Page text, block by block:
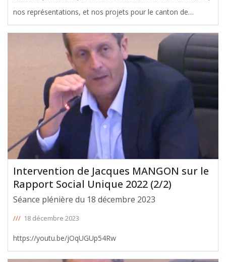
nos représentations, et nos projets pour le canton de
Caudéran et Saint-Augustin dans l’infolettre n°6, consultable
en cliquant sur le lien ci-contre : INFOLETTRE JANVIER 2024
Intervention de Jacques MANGON sur le
Rapport Social Unique 2022 (2/2)
Séance plénière du 18 décembre 2023
/// 18 décembre 2023
https://youtu.be/jOqUGUp54Rw